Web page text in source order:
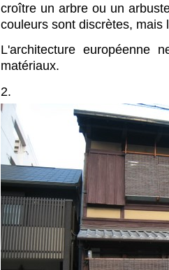
croître un arbre ou un
couleurs sont discrètes, mais
L'architecture européenne
matériaux.
2.